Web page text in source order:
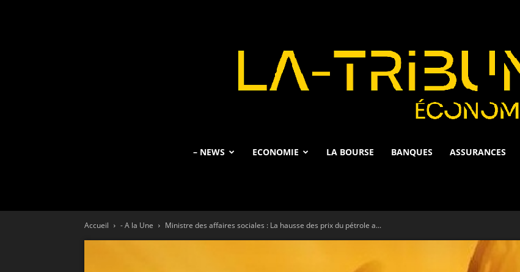
– NEWS ECONOMIE LA BOURSE BANQUES ASSURANCES
Accueil - A la Une Ministre des affaires sociales : La hausse des prix du pétrole a...